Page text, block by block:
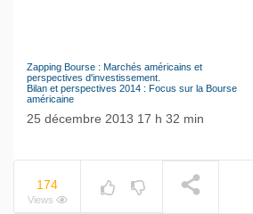
NOW PLAYING
Le
Zapping Bourse : Marchés américains et
perspectives d'investissement.
Bilan et perspectives 2014 : Focus sur la Bourse
américaine
25 décembre 2013 17 h 32 min
174
Views